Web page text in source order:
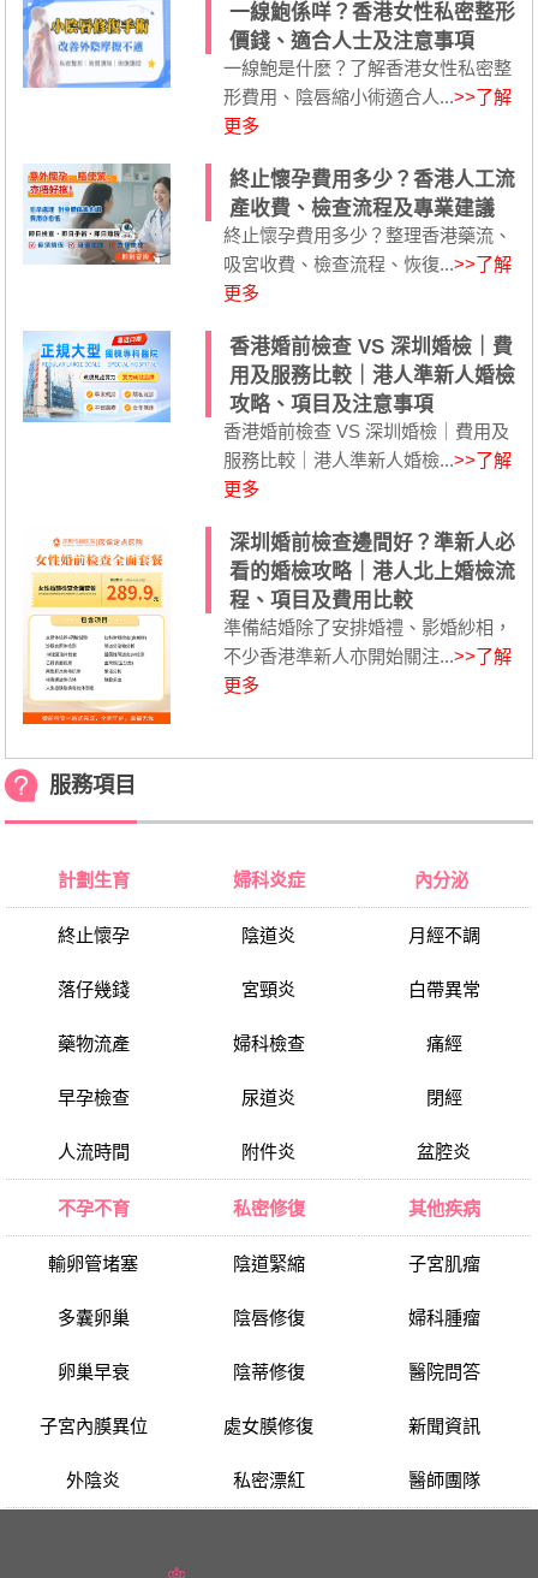
一線鮑係咩？香港女性私密整形
價錢、適合人士及注意事項
一線鮑是什麼？了解香港女性私密整
形費用、陰唇縮小術適合人...>>了解
更多
終止懷孕費用多少？香港人工流
產收費、檢查流程及專業建議
終止懷孕費用多少？整理香港藥流、
吸宮收費、檢查流程、恢復...>>了解
更多
香港婚前檢查 VS 深圳婚檢｜費
用及服務比較｜港人準新人婚檢
攻略、項目及注意事項
香港婚前檢查 VS 深圳婚檢｜費用及
服務比較｜港人準新人婚檢...>>了解
更多
深圳婚前檢查邊間好？準新人必
看的婚檢攻略｜港人北上婚檢流
程、項目及費用比較
準備結婚除了安排婚禮、影婚紗相，
不少香港準新人亦開始關注...>>了解
更多
服務項目
計劃生育
終止懷孕
落仔幾錢
藥物流產
早孕檢查
人流時間
婦科炎症
陰道炎
宮頸炎
婦科檢查
尿道炎
附件炎
內分泌
月經不調
白帶異常
痛經
閉經
盆腔炎
不孕不育
輸卵管堵塞
多囊卵巢
卵巢早衰
子宮內膜異位
外陰炎
私密修復
陰道緊縮
陰唇修復
陰蒂修復
處女膜修復
私密漂紅
其他疾病
子宮肌瘤
婦科腫瘤
醫院問答
新聞資訊
醫師團隊